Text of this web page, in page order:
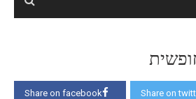
Share on facebook Share on